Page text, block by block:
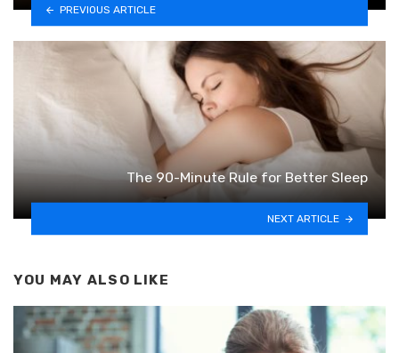
PREVIOUS ARTICLE
The 90-Minute Rule for Better Sleep
NEXT ARTICLE
YOU MAY ALSO LIKE